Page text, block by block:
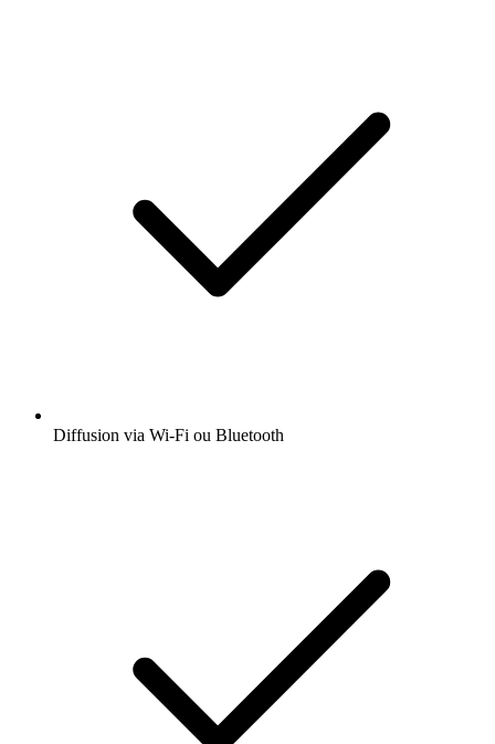
Diffusion via Wi-Fi ou Bluetooth